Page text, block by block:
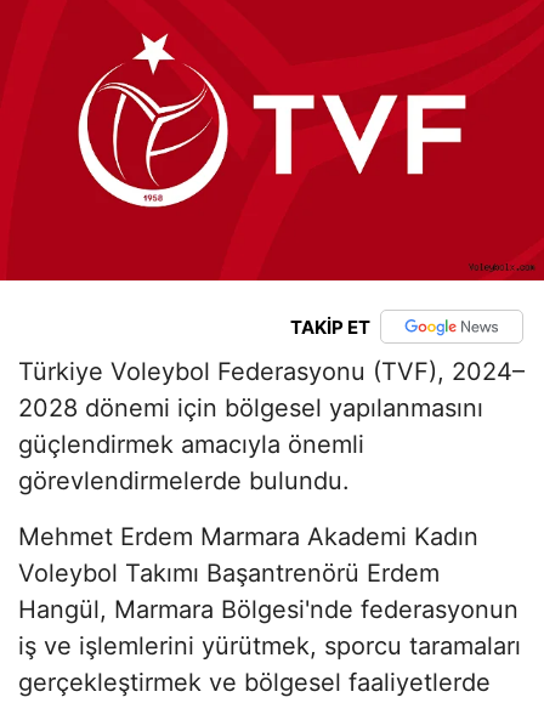
TAKİP ET
Türkiye Voleybol Federasyonu (TVF), 2024–
2028 dönemi için bölgesel yapılanmasını
güçlendirmek amacıyla önemli
görevlendirmelerde bulundu.
Mehmet Erdem Marmara Akademi Kadın
Voleybol Takımı Başantrenörü Erdem
Hangül, Marmara Bölgesi'nde federasyonun
iş ve işlemlerini yürütmek, sporcu taramaları
gerçekleştirmek ve bölgesel faaliyetlerde